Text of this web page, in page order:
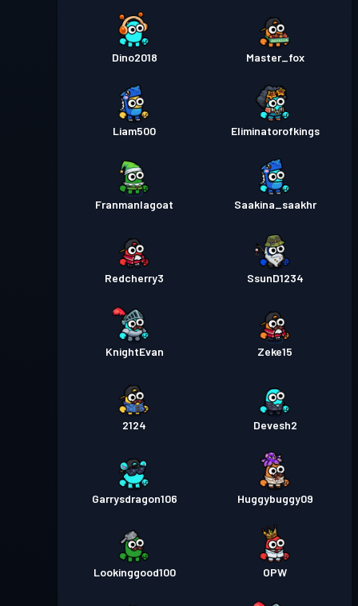
Dino2018 Master_fox
Liam500 Eliminatorofkings
Franmanlagoat Saakina_saakhr
Redcherry3 SsunD1234
KnightEvan Zeke15
2124 Devesh2
Garrysdragon106 Huggybuggy09
Lookinggood100 OPW